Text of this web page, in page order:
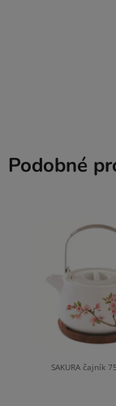
Podobné
SAKURA čajník